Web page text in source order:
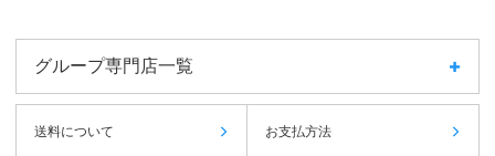
グループ専門店一覧
送料について お支払方法